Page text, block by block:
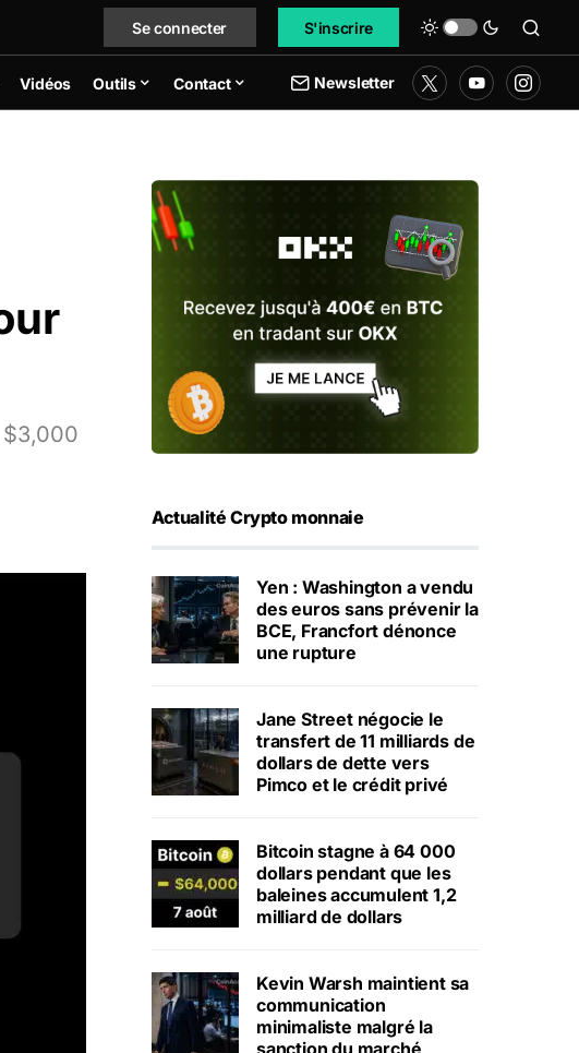
Se connecter S'inscrire
Vidéos Outils Contact Newsletter
Actualité Crypto monnaie
Yen : Washington a vendu
des euros sans prévenir la
BCE, Francfort dénonce
une rupture
Jane Street négocie le
transfert de 11 milliards de
dollars de dette vers
Pimco et le crédit privé
Bitcoin stagne à 64 000
dollars pendant que les
baleines accumulent 1,2
milliard de dollars
Kevin Warsh maintient sa
communication
minimaliste malgré la
sanction du marché